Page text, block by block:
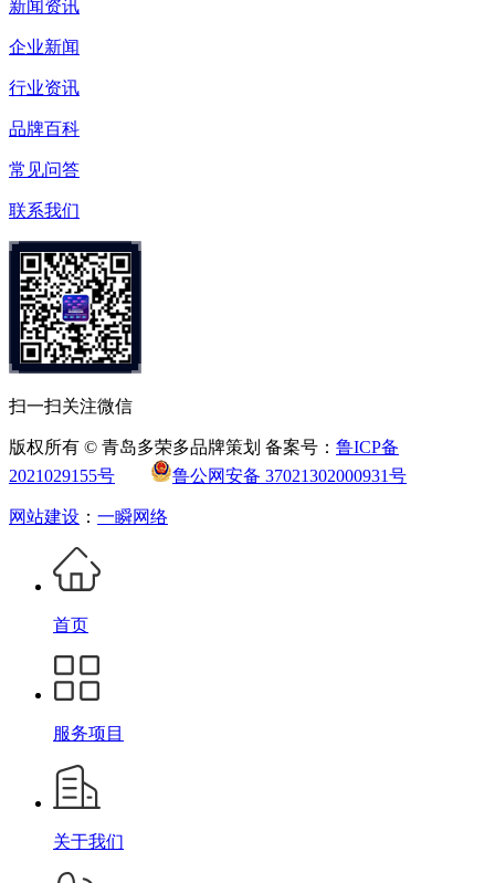
新闻资讯
企业新闻
行业资讯
品牌百科
常见问答
联系我们
扫一扫关注微信
版权所有 © 青岛多荣多品牌策划 备案号： 鲁ICP备
2021029155号
鲁公网安备 37021302000931号
网站建设 ： 一瞬网络
首页
服务项目
关于我们